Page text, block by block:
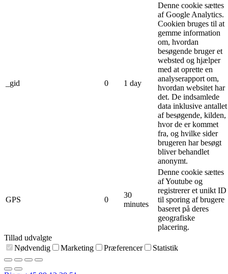
_gid 0 1 day
Denne cookie sættes
af Google Analytics.
Cookien bruges til at
gemme information
om, hvordan
besøgende bruger et
websted og hjælper
med at oprette en
analyserapport om,
hvordan websitet har
det. De indsamlede
data inklusive antallet
af besøgende, kilden,
hvor de er kommet
fra, og hvilke sider
brugeren har besøgt
bliver behandlet
anonymt.
GPS 0
30
minutes
Denne cookie sættes
af Youtube og
registrerer et unikt ID
til sporing af brugere
baseret på deres
geografiske
placering.
Tillad udvalgte
Nødvendig
Marketing Præferencer Statistik